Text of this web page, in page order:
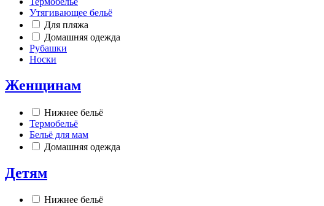
Утягивающее бельё
Для пляжа
Домашняя одежда
Рубашки
Носки
Женщинам
Нижнее бельё
Термобельё
Бельё для мам
Домашняя одежда
Детям
Нижнее бельё